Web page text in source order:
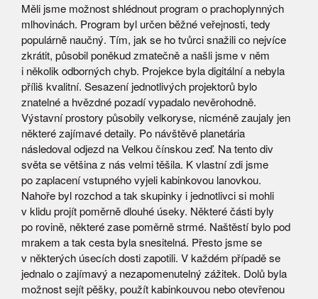
Měli jsme možnost shlédnout program o prachoplynných
mlhovinách. Program byl určen běžné veřejnosti, tedy
populárně naučný. Tím, jak se ho tvůrci snažili co nejvíce
zkrátit, působil poněkud zmatečně a našli jsme v něm
i několik odborných chyb. Projekce byla digitální a nebyla
příliš kvalitní. Sesazení jednotlivých projektorů bylo
znatelné a hvězdné pozadí vypadalo nevěrohodně.
Výstavní prostory působily velkoryse, nicméně zaujaly jen
některé zajímavé detaily. Po návštěvě planetária
následoval odjezd na Velkou čínskou zeď. Na tento div
světa se většina z nás velmi těšila. K vlastní zdi jsme
po zaplacení vstupného vyjeli kabinkovou lanovkou.
Nahoře byl rozchod a tak skupinky i jednotlivci si mohli
v klidu projít poměrně dlouhé úseky. Některé části byly
po rovině, některé zase poměrně strmé. Naštěstí bylo pod
mrakem a tak cesta byla snesitelná. Přesto jsme se
v některých úsecích dosti zapotili. V každém případě se
jednalo o zajímavý a nezapomenutelný zážitek. Dolů byla
možnost sejít pěšky, použít kabinkouvou nebo otevřenou